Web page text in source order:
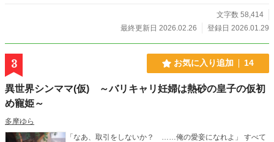
文字数 58,414
最終更新日 2026.02.26
登録日 2026.01.29
3 お気に入り追加 14
異世界シンママ(仮) ～バリキャリ妊婦は熱砂の皇子の仮初
め寵姫～
多摩ゆら
「なあ、取引をしないか？ ……俺の愛妾になれよ」 すべて